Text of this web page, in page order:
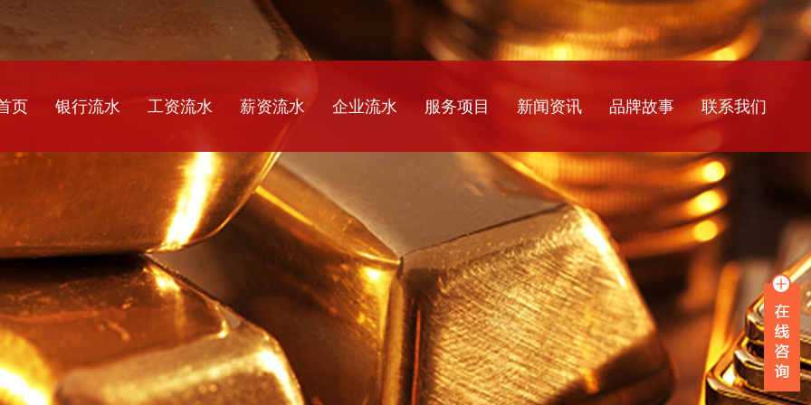
页 银行流水 工资流水 薪资流水 企业流水 服务项目
银行流水
薪资流水
企业流水
在职证明
离职证明
收入证明
新闻资讯
公司新闻
行业资讯
常见问题
品牌故事 联系我们